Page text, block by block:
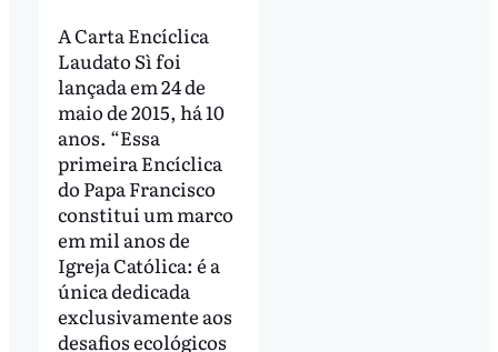
A Carta Encíclica
Laudato Sì foi
lançada em 24 de
maio de 2015, há 10
anos. “Essa
primeira Encíclica
do Papa Francisco
constitui um marco
em mil anos de
Igreja Católica: é a
única dedicada
exclusivamente aos
desafios ecológicos